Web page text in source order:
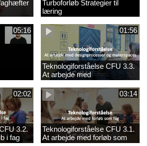
Turboforløb Strategier til
læring
05:16 01:56
Teknologiforståelse CFU 3.3.
At arbejde med
designprocesser og
makerspaces
02:02
3.2.
i fag
03:14
Teknologiforståelse CFU 3.1.
At arbejde med forløb som